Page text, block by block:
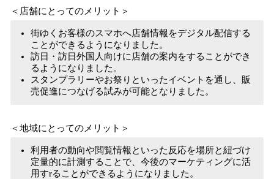
＜店舗にとってのメリット＞
街ゆくお客様のスマホへ店舗情報をデジタル配信する
ことができるようになりました。
訪日・訪日外国人向けに店舗の案内をすることができ
るようになりました。
スタンプラリーやお祭りといったイベントを通し、販
売促進につなげる試みが可能となりました。
＜地域にとってのメリット＞
利用者の動向や閲覧情報といった反応を場所と紐づけ
定量的に計測することで、今後のマーケティングに活
用すrることができるようになりました。